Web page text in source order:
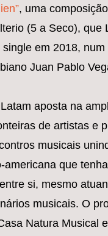
, uma
(5 a Seco), que
single em 2018,
Juan Pablo
aposta na
de artistas e
musicais
americana que
si, mesmo
musicais. O
Natura Musical